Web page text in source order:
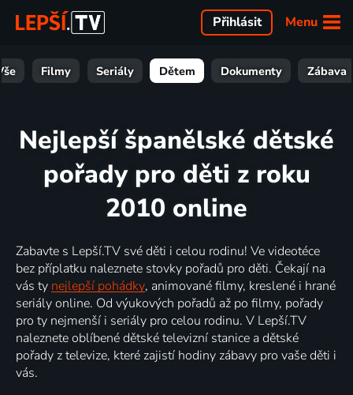
Menu
Přihlásit
Filmy Seriály Dětem Dokumenty Zábava
Nejlepší španělské dětské
pořady pro děti z roku
2010 online
Zabavte s Lepší.TV své děti i celou rodinu! Ve videotéce
bez příplatku naleznete stovky pořadů pro děti. Čekají na
vás ty nejlepší pohádky, animované filmy, kreslené i hrané
seriály online. Od výukových pořadů až po filmy, pořady
pro ty nejmenší i seriály pro celou rodinu. V Lepší.TV
naleznete oblíbené dětské televizní stanice a dětské
pořady z televize, které zajistí hodiny zábavy pro vaše děti i
vás.